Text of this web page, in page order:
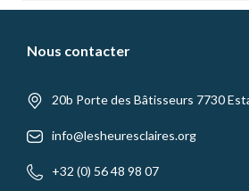
Nous contacter
20b Porte des Bâtisseurs 7730
info@lesheuresclaires.org
+32 (0) 56 48 98 07